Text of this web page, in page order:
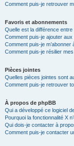
Comment puis-je retrouver
Favoris et abonnements
Quelle est la différence
Comment puis-je ajouter
Comment puis-je
Comment puis-je résilier
Pièces jointes
Quelles pièces jointes sont
Comment puis-je retrouver
À propos de phpBB
Qui a développé ce logiciel
Pourquoi la fonctionnalité X
Qui dois-je contacter à
Comment puis-je contacter